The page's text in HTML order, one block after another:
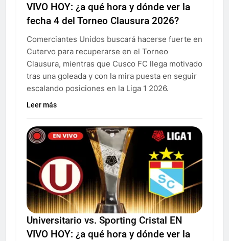
VIVO HOY: ¿a qué hora y dónde ver la
fecha 4 del Torneo Clausura 2026?
Comerciantes Unidos buscará hacerse fuerte en
Cutervo para recuperarse en el Torneo
Clausura, mientras que Cusco FC llega motivado
tras una goleada y con la mira puesta en seguir
escalando posiciones en la Liga 1 2026.
Leer más
Universitario vs. Sporting Cristal EN
VIVO HOY: ¿a qué hora y dónde ver la